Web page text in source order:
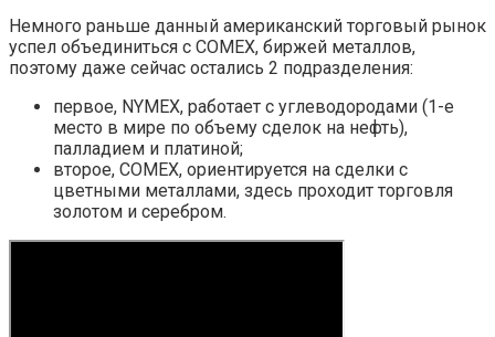
Немного раньше данный американский торговый рынок
успел объединиться с COMEX, биржей металлов,
поэтому даже сейчас остались 2 подразделения:
первое, NYMEX, работает с углеводородами (1-е
место в мире по объему сделок на нефть),
палладием и платиной;
второе, COMEX, ориентируется на сделки с
цветными металлами, здесь проходит торговля
золотом и серебром.